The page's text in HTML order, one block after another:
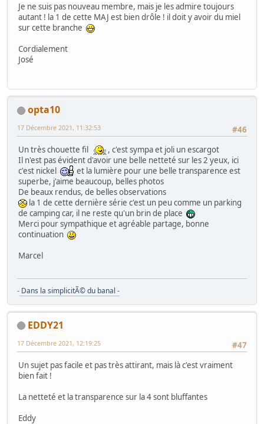
Je ne suis pas nouveau membre, mais je les admire toujours
autant ! la 1 de cette MAJ est bien drôle ! il doit y avoir du miel
sur cette branche
Cordialement
José
opta10
#46
17 Décembre 2021, 11:32:53
Un très chouette fil
, c'est sympa et joli un escargot
Il n'est pas évident d'avoir une belle netteté sur les 2 yeux, ici
c'est nickel
et la lumière pour une belle transparence est
superbe, j'aime beaucoup, belles photos
De beaux rendus, de belles observations
la 1 de cette dernière série c'est un peu comme un parking
de camping car, il ne reste qu'un brin de place
Merci pour sympathique et agréable partage, bonne
continuation
Marcel
- Dans la simplicitÃ© du banal -
EDDY21
#47
17 Décembre 2021, 12:19:25
Un sujet pas facile et pas très attirant, mais là c'est vraiment
bien fait !
La netteté et la transparence sur la 4 sont bluffantes
Eddy